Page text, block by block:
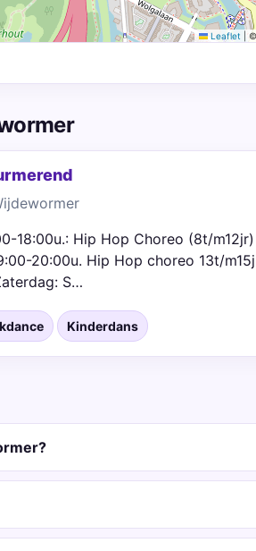
Leaflet ©
18:00u.: Hip Hop Choreo (8t/
20:00u. Hip Hop choreo 13t/
S…
Kinderdans